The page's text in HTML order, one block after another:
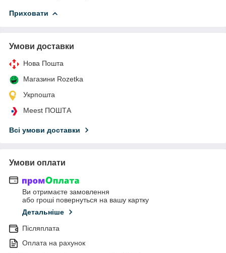
Приховати
Умови доставки
Нова Пошта
Магазини Rozetka
Укрпошта
Meest ПОШТА
Всі умови доставки
Умови оплати
Ви отримаєте замовлення
або гроші повернуться на вашу картку
Детальніше
Післяплата
Оплата на рахунок